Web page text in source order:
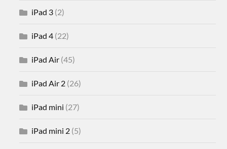
iPad 3 (2)
iPad 4 (22)
iPad Air (45)
iPad Air 2 (26)
iPad mini (27)
iPad mini 2 (5)